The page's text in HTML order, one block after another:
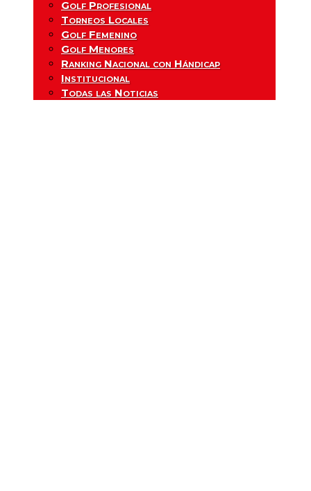
Golf Profesional
Torneos Locales
Golf Femenino
Golf Menores
Ranking Nacional con Hándicap
Institucional
Todas las Noticias